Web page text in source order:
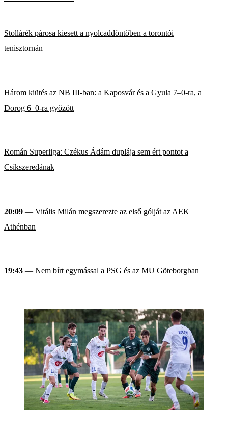
Stollárék párosa kiesett a nyolcaddöntőben a torontói
tenisztornán
Három kiütés az NB III-ban: a Kaposvár és a Gyula 7–0-ra, a
Dorog 6–0-ra győzött
Román Superliga: Czékus Ádám duplája sem ért pontot a
Csíkszeredának
20:09 — Vitális Milán megszerezte az első gólját az AEK
Athénban
19:43 — Nem bírt egymással a PSG és az MU Göteborgban